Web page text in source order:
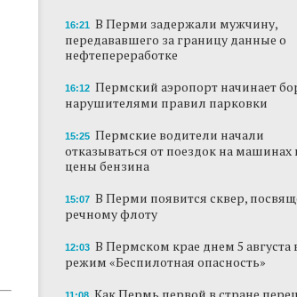
Пермские водители начали
поездок на машинах из-за цены
откроется осенью в Перми
АНАЛИЗ СИТУАЦИИ
Эксперт объяснила резкий рост
ресторанном рынке Перми
В Перми памятник Александру
установят этой осенью
16:21 В Перми задержали мужчину,
передававшего за границу данные о
нефтепереработке
16:12 Пермский аэропорт начинает
нарушителями правил парковки
15:25 Пермские водители начали
отказываться от поездок на машинах
цены бензина
15:07 В Перми появится сквер,
речному флоту
12:03 В Пермском крае днем 5 августа
режим «Беспилотная опасность»